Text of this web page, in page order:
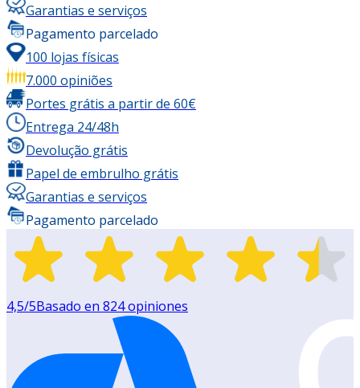
Garantias e serviços
Pagamento parcelado
100 lojas físicas
7.000 opiniões
Portes grátis a partir de 60€
Entrega 24/48h
Devolução grátis
Papel de embrulho grátis
Garantias e serviços
Pagamento parcelado
4,5/5Basado en 824opiniones